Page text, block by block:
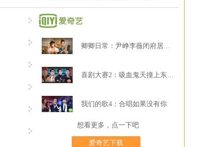
卿卿日常：尹峥李薇闭府居家打牌
喜剧大赛2：吸血鬼天撞上东北波er
我们的歌4：合唱如果没有你
想看更多，点一下吧
爱奇艺下载